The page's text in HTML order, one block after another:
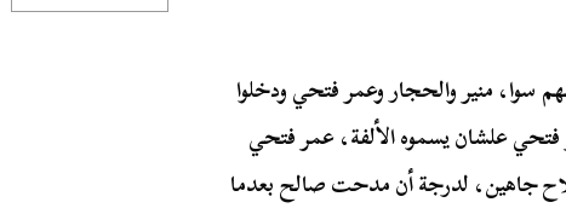
سوا، منير والحجار وعمر فتحي ودخلوا
فتحي علشان يسموه الألفة، عمر فتحي
جاهين، لدرجة أن مدحت صالح بعدما